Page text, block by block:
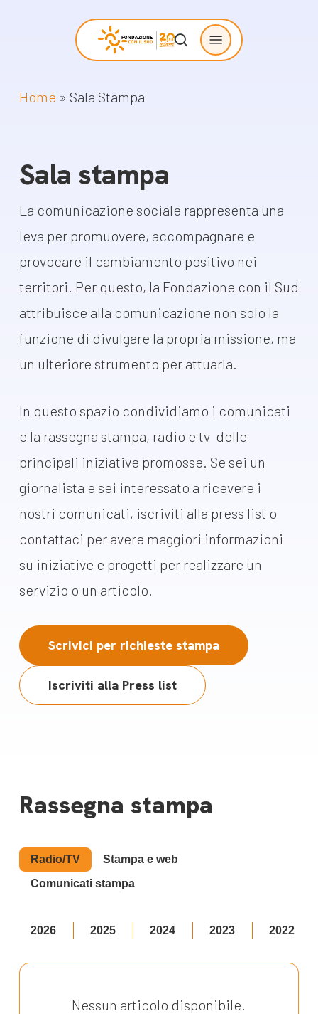
content
search
Menu
Home » Sala Stampa
Sala stampa
La comunicazione sociale rappresenta una
leva per promuovere, accompagnare e
provocare il cambiamento positivo nei
territori. Per questo, la Fondazione con il Sud
attribuisce alla comunicazione non solo la
funzione di divulgare la propria missione, ma
un ulteriore strumento per attuarla.
In questo spazio condividiamo i comunicati
e la rassegna stampa, radio e tv delle
principali iniziative promosse. Se sei un
giornalista e sei interessato a ricevere i
nostri comunicati, iscriviti alla press list o
contattaci per avere maggiori informazioni
su iniziative e progetti per realizzare un
servizio o un articolo.
Scrivici per richieste stampa
Iscriviti alla Press list
Rassegna stampa
Radio/TV
Stampa e web
Comunicati stampa
2026 2025 2024 2023 2022
Nessun articolo disponibile.
Chi siamo
La nostra missione
Il nostro modello
La governance
Con i bambini
Staff
Lavora con noi
Bilancio di
News e
appuntamenti
News
Appuntamenti
Progetti
Come proporre
Racconti
dal Sud
Campagne
pubblicazioni
Docufilm
Seguici sui social: